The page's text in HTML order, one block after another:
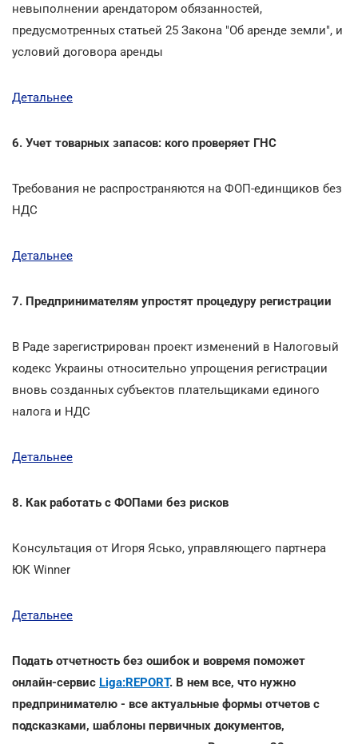
невыполнении арендатором обязанностей,
предусмотренных статьей 25 Закона "Об аренде земли", и
условий договора аренды
Детальнее
6. Учет товарных запасов: кого проверяет ГНС
Требования не распространяются на ФОП-единщиков без
НДС
Детальнее
7. Предпринимателям упростят процедуру регистрации
В Раде зарегистрирован проект изменений в Налоговый
кодекс Украины относительно упрощения регистрации
вновь созданных субъектов плательщиками единого
налога и НДС
Детальнее
8. Как работать с ФОПами без рисков
Консультация от Игоря Ясько, управляющего партнера
ЮК Winner
Детальнее
Подать отчетность без ошибок и вовремя поможет
онлайн-сервис Liga:REPORT. В нем все, что нужно
предпринимателю - все актуальные формы отчетов с
подсказками, шаблоны первичных документов,